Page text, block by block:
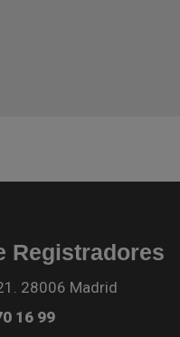
Registradores
28006 Madrid
16 99